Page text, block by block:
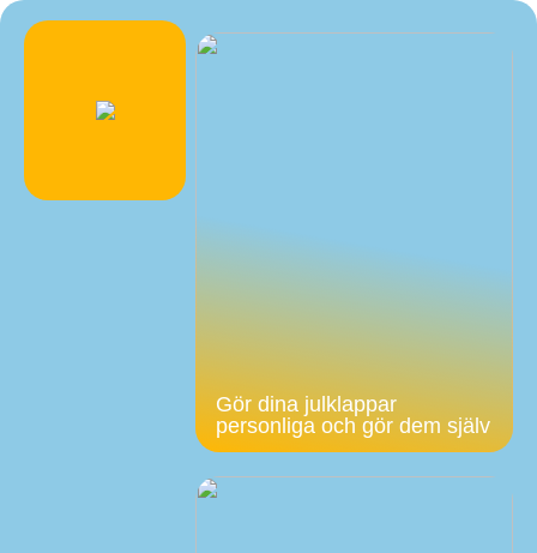
Gör dina julklappar
personliga och gör dem själv